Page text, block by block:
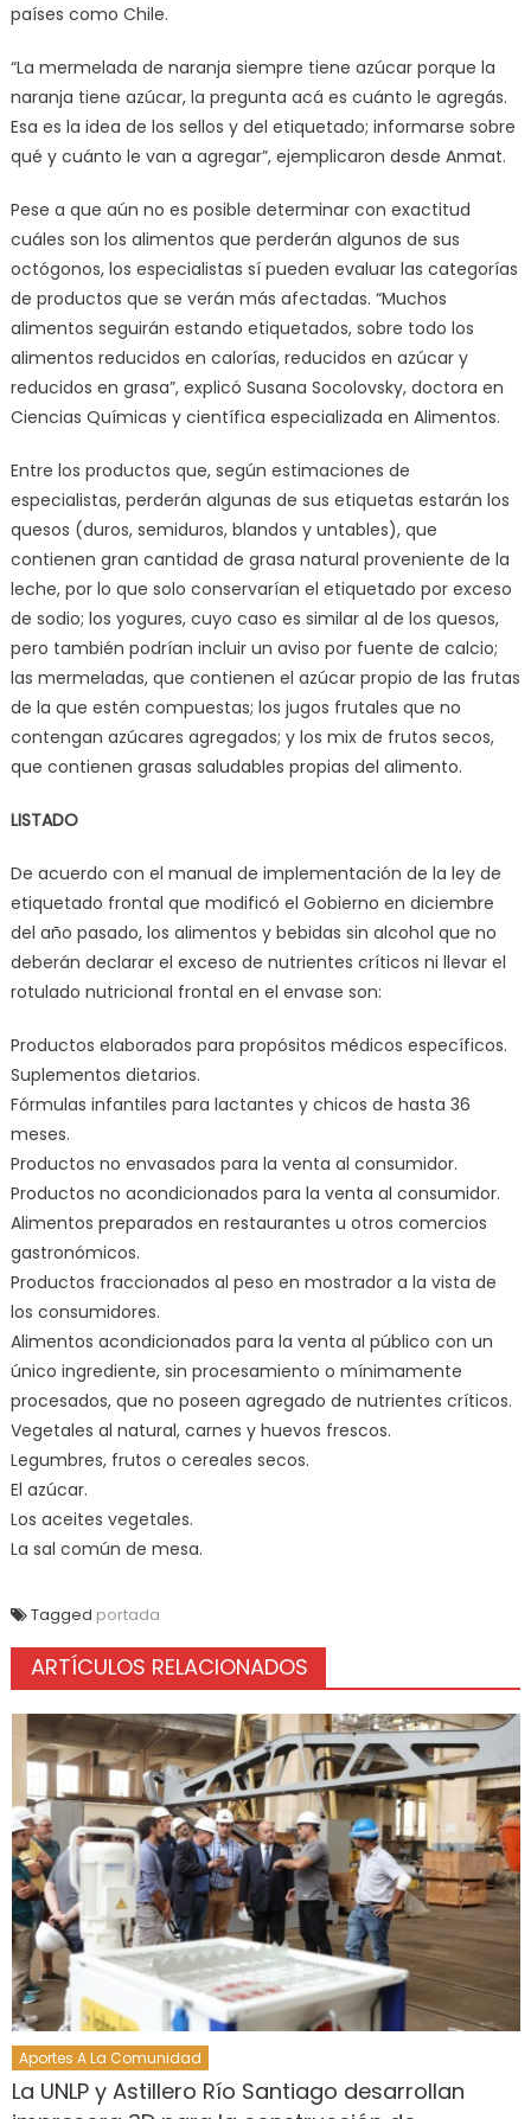
países como Chile.
“La mermelada de naranja siempre tiene azúcar porque la
naranja tiene azúcar, la pregunta acá es cuánto le agregás.
Esa es la idea de los sellos y del etiquetado; informarse sobre
qué y cuánto le van a agregar”, ejemplicaron desde Anmat.
Pese a que aún no es posible determinar con exactitud
cuáles son los alimentos que perderán algunos de sus
octógonos, los especialistas sí pueden evaluar las categorías
de productos que se verán más afectadas. “Muchos
alimentos seguirán estando etiquetados, sobre todo los
alimentos reducidos en calorías, reducidos en azúcar y
reducidos en grasa”, explicó Susana Socolovsky, doctora en
Ciencias Químicas y científica especializada en Alimentos.
Entre los productos que, según estimaciones de
especialistas, perderán algunas de sus etiquetas estarán los
quesos (duros, semiduros, blandos y untables), que
contienen gran cantidad de grasa natural proveniente de la
leche, por lo que solo conservarían el etiquetado por exceso
de sodio; los yogures, cuyo caso es similar al de los quesos,
pero también podrían incluir un aviso por fuente de calcio;
las mermeladas, que contienen el azúcar propio de las frutas
de la que estén compuestas; los jugos frutales que no
contengan azúcares agregados; y los mix de frutos secos,
que contienen grasas saludables propias del alimento.
LISTADO
De acuerdo con el manual de implementación de la ley de
etiquetado frontal que modificó el Gobierno en diciembre
del año pasado, los alimentos y bebidas sin alcohol que no
deberán declarar el exceso de nutrientes críticos ni llevar el
rotulado nutricional frontal en el envase son:
Productos elaborados para propósitos médicos específicos.
Suplementos dietarios.
Fórmulas infantiles para lactantes y chicos de hasta 36
meses.
Productos no envasados para la venta al consumidor.
Productos no acondicionados para la venta al consumidor.
Alimentos preparados en restaurantes u otros comercios
gastronómicos.
Productos fraccionados al peso en mostrador a la vista de
los consumidores.
Alimentos acondicionados para la venta al público con un
único ingrediente, sin procesamiento o mínimamente
procesados, que no poseen agregado de nutrientes críticos.
Vegetales al natural, carnes y huevos frescos.
Legumbres, frutos o cereales secos.
El azúcar.
Los aceites vegetales.
La sal común de mesa.
Tagged portada
ARTÍCULOS RELACIONADOS
Aportes A La Comunidad
La UNLP y Astillero Río Santiago desarrollan